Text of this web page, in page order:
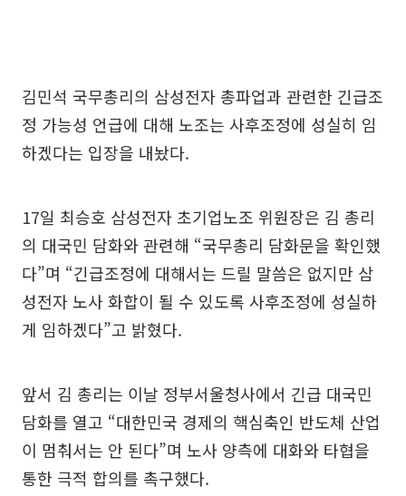
김민석 국무총리의 삼성전자 총파업과 관련한 긴급조
정 가능성 언급에 대해 노조는 사후조정에 성실히 임
하겠다는 입장을 내놨다.
17일 최승호 삼성전자 초기업노조 위원장은 김 총리
의 대국민 담화와 관련해 “국무총리 담화문을 확인했
다”며 “긴급조정에 대해서는 드릴 말씀은 없지만 삼
성전자 노사 화합이 될 수 있도록 사후조정에 성실하
게 임하겠다”고 밝혔다.
앞서 김 총리는 이날 정부서울청사에서 긴급 대국민
담화를 열고 “대한민국 경제의 핵심축인 반도체 산업
이 멈춰서는 안 된다”며 노사 양측에 대화와 타협을
통한 극적 합의를 촉구했다.